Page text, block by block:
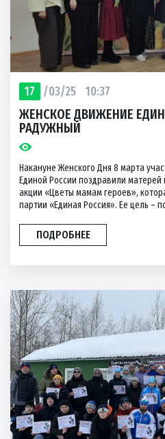
17 /03/25 10:37
ЖЕНСКОЕ ДВИЖЕНИЕ
РАДУЖНЫЙ
Накануне Женского Дня 8 марта
Единой России поздравили матерей
акции «Цветы мамам героев»,
партии «Единая Россия». Ее цель –
ПОДРОБНЕЕ